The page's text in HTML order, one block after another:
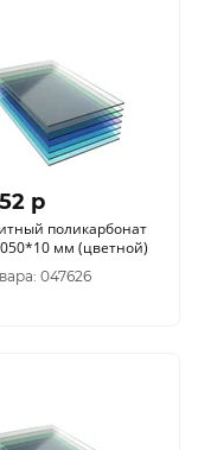
p
поликарбонат
мм (цветной)
047626